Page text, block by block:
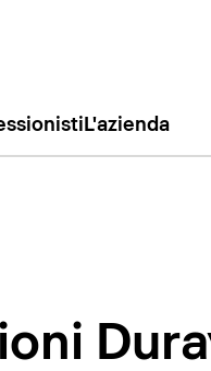
L'azienda